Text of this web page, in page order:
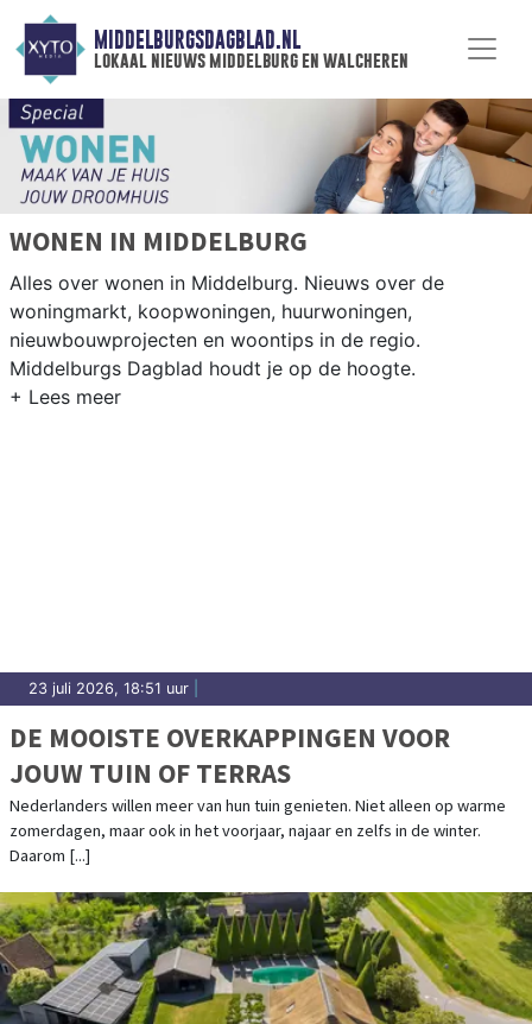
MIDDELBURGSDAGBLAD.NL
lokaal nieuws middelburg en walcheren
WONEN IN MIDDELBURG
Alles over wonen in Middelburg. Nieuws over de
woningmarkt, koopwoningen, huurwoningen,
nieuwbouwprojecten en woontips in de regio.
Middelburgs Dagblad houdt je op de hoogte.
23 juli 2026, 18:51 uur
DE MOOISTE OVERKAPPINGEN VOOR
JOUW TUIN OF TERRAS
Nederlanders willen meer van hun tuin genieten. Niet alleen op warme
zomerdagen, maar ook in het voorjaar, najaar en zelfs in de winter.
Daarom [...]